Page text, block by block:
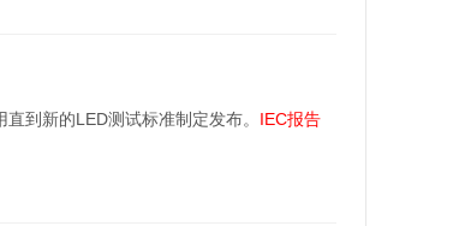
到新的LED测试标准制定发布。 IEC报告